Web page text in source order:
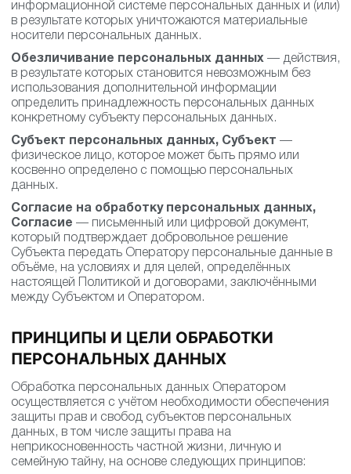
информационной системе персональных данных и (или)
в результате которых уничтожаются материальные
носители персональных данных.
Обезличивание персональных данных — действия,
в результате которых становится невозможным без
использования дополнительной информации
определить принадлежность персональных данных
конкретному субъекту персональных данных.
Субъект персональных данных, Субъект —
физическое лицо, которое может быть прямо или
косвенно определено с помощью персональных
данных.
Согласие на обработку персональных данных,
Согласие — письменный или цифровой документ,
который подтверждает добровольное решение
Субъекта передать Оператору персональные данные в
объёме, на условиях и для целей, определённых
настоящей Политикой и договорами, заключёнными
между Субъектом и Оператором.
ПРИНЦИПЫ И ЦЕЛИ ОБРАБОТКИ
ПЕРСОНАЛЬНЫХ ДАННЫХ
Обработка персональных данных Оператором
осуществляется с учётом необходимости обеспечения
защиты прав и свобод субъектов персональных
данных, в том числе защиты права на
неприкосновенность частной жизни, личную и
семейную тайну, на основе следующих принципов: